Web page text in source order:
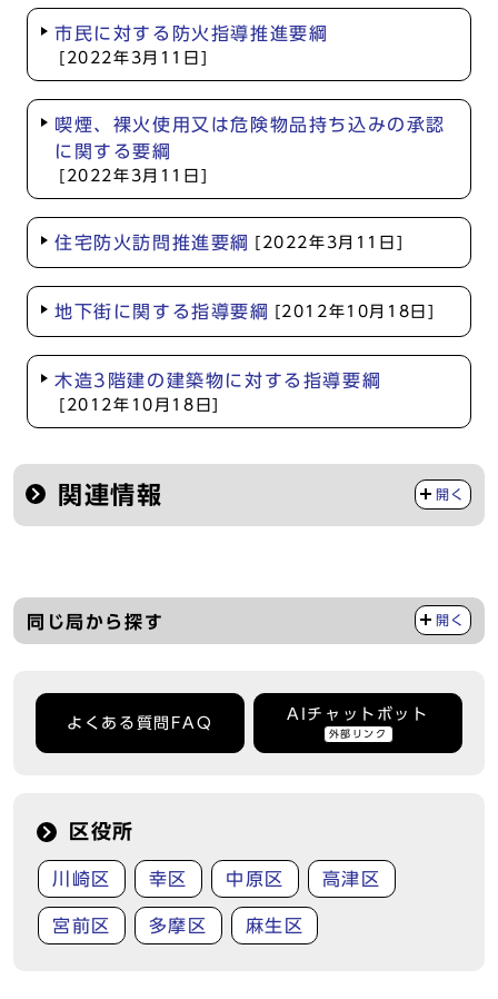
市民に対する防火指導推進要綱
[2022年3月11日]
喫煙、裸火使用又は危険物品持ち込みの承認
に関する要綱
[2022年3月11日]
住宅防火訪問推進要綱 [2022年3月11日]
地下街に関する指導要綱 [2012年10月18日]
木造3階建の建築物に対する指導要綱
[2012年10月18日]
関連情報 開く
同じ局から探す 開く
よくある質問FAQ
AIチャットボット
外部リンク
区役所
川崎区 幸区 中原区 高津区
宮前区 多摩区 麻生区